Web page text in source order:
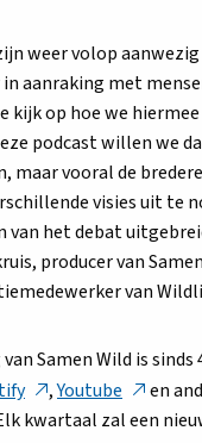
weer volop
aanraking met
kijk op hoe we
podcast willen we
maar vooral de
visies uit te
van het debat
producer van Samen
van
Samen Wild is
Deze
link
,Youtube Deze
link
en
kwartaal zal een